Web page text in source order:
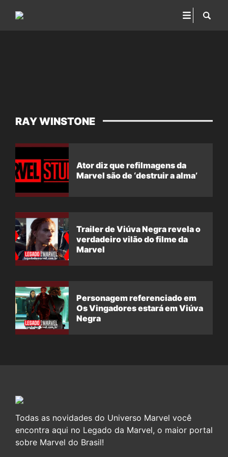
RAY WINSTONE
Ator diz que refilmagens da
Marvel são de ‘destruir a alma’
Trailer de Viúva Negra revela o
verdadeiro vilão do filme da
Marvel
Personagem referenciado em
Os Vingadores estará em Viúva
Negra
Todas as novidades do Universo Marvel você
encontra aqui no Legado da Marvel, o maior portal
sobre Marvel do Brasil!